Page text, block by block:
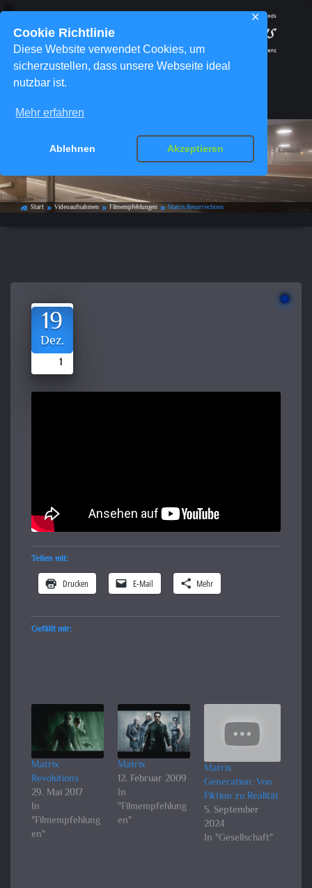
Cookie Richtlinie
Diese Website verwendet Cookies, um
sicherzustellen, dass unsere Webseite ideal
nutzbar ist.
Mehr erfahren
Ablehnen Akzeptieren
✕
Matrix Resurrections
home_work Start double_arrow Videoaufnahmen double_arrow Filmempfehlungen double_arrow Matrix Resurrections
19
Dez.
1
Teilen mit:
Drucken E-Mail Mehr
Gefällt mir:
Matrix
Revolutions
29. Mai 2017
In
"Filmempfehlung
en"
Matrix
12. Februar 2009
In
"Filmempfehlung
en"
Matrix
Generation: Von
Fiktion zu Realität
5. September
2024
In "Gesellschaft"